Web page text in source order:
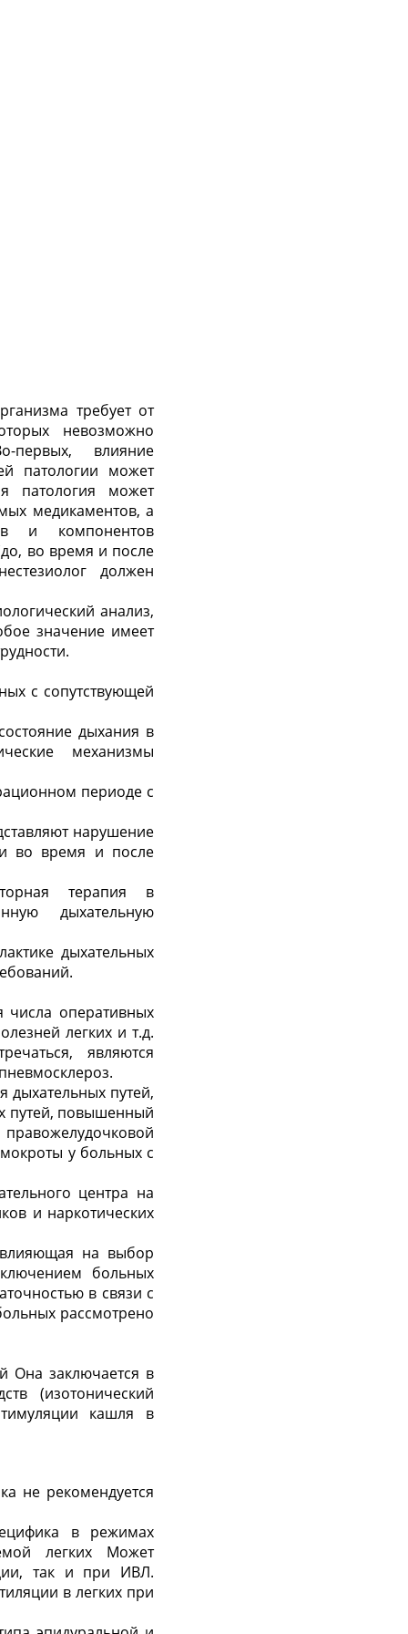
требует от
невозможно
первых, влияние
патологии может
патология может
медикаментов, а
и компонентов
во время и после
должен
анализ,
значение имеет
с сопутствующей
дыхания в
механизмы
периоде с
нарушение
во время и после
терапия в
дыхательную
дыхательных
числа оперативных
легких и т.д.
являются
дыхательных путей,
путей, повышенный
мокроты у больных с
центра на
и наркотических
влияющая на выбор
больных
в связи с
рассмотрено
Она заключается в
(изотонический
кашля в
не рекомендуется
в режимах
легких Может
так и при ИВЛ.
в легких при